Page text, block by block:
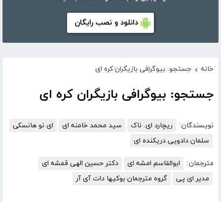
دانلود و نصب رایگان
خانه › جستجو: بیوگرافی بازیگران کره ای
جستجو: بیوگرافی بازیگران کره ای
نویسندگان: ریچارد ای. ناک سید محمد خامنه ای
ای نو هانسکی
سلمان دادویی دریکنده ای
مترجمان: ابوالقاسم امشه ای
دکتر حسین الهی قمشه ای
مدیر ای پی
گروه مترجمان بوکیها دات آی آر